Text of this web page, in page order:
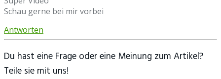
Schau gerne bei mir vorbei
Antworten
Du hast eine Frage oder eine Meinung zum Artikel?
Teile sie mit uns!